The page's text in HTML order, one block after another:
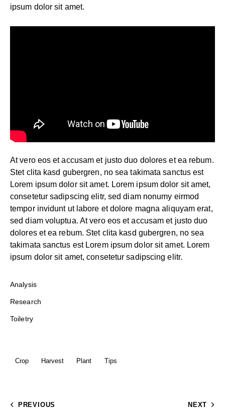
ipsum dolor sit amet.
At vero eos et accusam et justo duo dolores et ea rebum.
Stet clita kasd gubergren, no sea takimata sanctus est
Lorem ipsum dolor sit amet. Lorem ipsum dolor sit amet,
consetetur sadipscing elitr, sed diam nonumy eirmod
tempor invidunt ut labore et dolore magna aliquyam erat,
sed diam voluptua. At vero eos et accusam et justo duo
dolores et ea rebum. Stet clita kasd gubergren, no sea
takimata sanctus est Lorem ipsum dolor sit amet. Lorem
ipsum dolor sit amet, consetetur sadipscing elitr.
Analysis
Research
Toiletry
Crop Harvest Plant Tips
PREVIOUS NEXT